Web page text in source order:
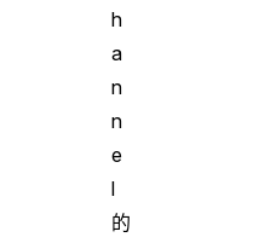
h
a
n
n
e
l
的